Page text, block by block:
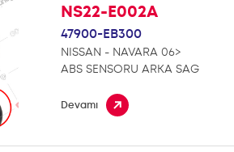
NS22-E002A
47900-EB300
NISSAN - NAVARA 06>
ABS SENSORU ARKA SAG
Devamı